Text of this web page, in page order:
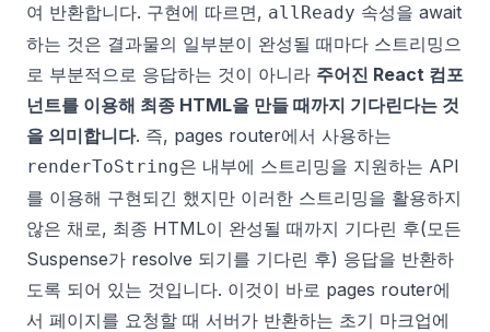
여 반환합니다. 구현에 따르면, allReady 속성을 await
하는 것은 결과물의 일부분이 완성될 때마다 스트리밍으
로 부분적으로 응답하는 것이 아니라 주어진 React 컴포
넌트를 이용해 최종 HTML을 만들 때까지 기다린다는 것
을 의미합니다. 즉, pages router에서 사용하는
renderToString은 내부에 스트리밍을 지원하는 API
를 이용해 구현되긴 했지만 이러한 스트리밍을 활용하지
않은 채로, 최종 HTML이 완성될 때까지 기다린 후(모든
Suspense가 resolve 되기를 기다린 후) 응답을 반환하
도록 되어 있는 것입니다. 이것이 바로 pages router에
서 페이지를 요청할 때 서버가 반환하는 초기 마크업에